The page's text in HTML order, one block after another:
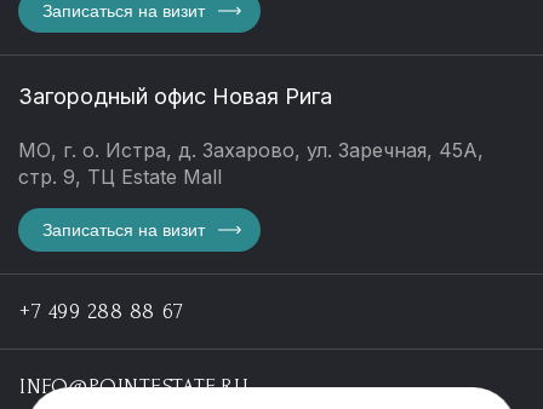
Записаться на визит
Загородный офис Новая Рига
МО, г. о. Истра, д. Захарово, ул. Заречная, 45А,
стр. 9, ТЦ Estate Mall
Записаться на визит
+7 499 288 88 67
INFO@POINTESTATE.RU